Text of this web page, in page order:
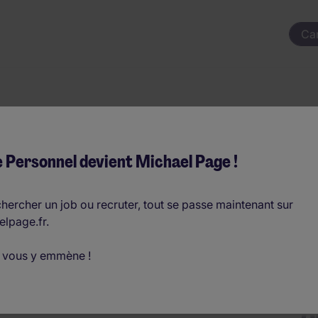
an
Personnel devient Michael Page !
un job ou recruter, tout se passe maintenant sur
y emmène !